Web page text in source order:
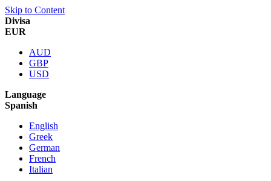
Skip to Content
Divisa
EUR
AUD
GBP
USD
Language
Spanish
English
Greek
German
French
Italian